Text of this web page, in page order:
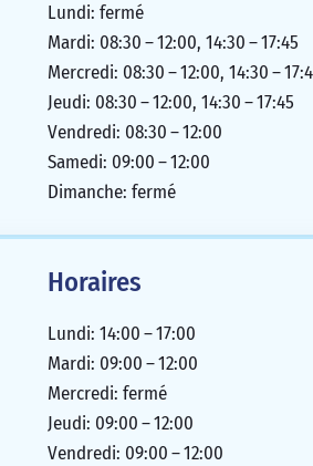
Lundi: fermé
Mardi: 08:30 – 12:00, 14:30 – 17:45
Mercredi: 08:30 – 12:00, 14:30 –
Jeudi: 08:30 – 12:00, 14:30 – 17:45
Vendredi: 08:30 – 12:00
Samedi: 09:00 – 12:00
Dimanche: fermé
Horaires
Lundi: 14:00 – 17:00
Mardi: 09:00 – 12:00
Mercredi: fermé
Jeudi: 09:00 – 12:00
Vendredi: 09:00 – 12:00